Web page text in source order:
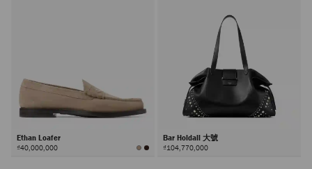
Ethan Loafer
₫40,000,000
Bar Holdall 大號
₫104,770,000